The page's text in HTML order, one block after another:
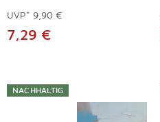
UVP* 9,90 €
7,29 €
NACHHALTIG